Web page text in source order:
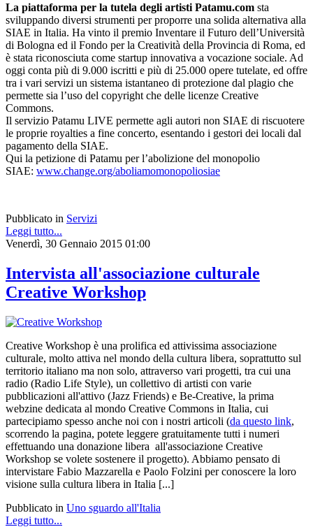
La piattaforma per la tutela degli artisti Patamu.com sta
sviluppando diversi strumenti per proporre una solida alternativa alla
SIAE in Italia. Ha vinto il premio Inventare il Futuro dell’Università
di Bologna ed il Fondo per la Creatività della Provincia di Roma, ed
è stata riconosciuta come startup innovativa a vocazione sociale. Ad
oggi conta più di 9.000 iscritti e più di 25.000 opere tutelate, ed offre
tra i vari servizi un sistema istantaneo di protezione dal plagio che
permette sia l’uso del copyright che delle licenze Creative
Commons.
Il servizio Patamu LIVE permette agli autori non SIAE di riscuotere
le proprie royalties a fine concerto, esentando i gestori dei locali dal
pagamento della SIAE.
Qui la petizione di Patamu per l’abolizione del monopolio
SIAE: www.change.org/aboliamomonopoliosiae
Pubblicato in Servizi
Leggi tutto...
Venerdì, 30 Gennaio 2015 01:00
Intervista all'associazione culturale
Creative Workshop
Creative Workshop è una prolifica ed attivissima associazione
culturale, molto attiva nel mondo della cultura libera, soprattutto sul
territorio italiano ma non solo, attraverso vari progetti, tra cui una
radio (Radio Life Style), un collettivo di artisti con varie
pubblicazioni all'attivo (Jazz Friends) e Be-Creative, la prima
webzine dedicata al mondo Creative Commons in Italia, cui
partecipiamo spesso anche noi con i nostri articoli (da questo link,
scorrendo la pagina, potete leggere gratuitamente tutti i numeri
effettuando una donazione libera all'associazione Creative
Workshop se volete sostenere il progetto). Abbiamo pensato di
intervistare Fabio Mazzarella e Paolo Folzini per conoscere la loro
visione sulla cultura libera in Italia [...]
Pubblicato in Uno sguardo all'Italia
Leggi tutto...